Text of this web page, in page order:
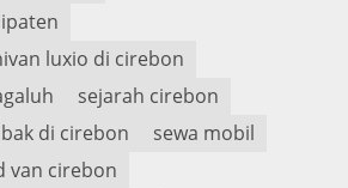
luxio di cirebon
sejarah cirebon
di cirebon
sewa mobil
van cirebon